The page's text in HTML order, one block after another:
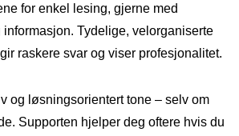
for enkel lesing, gjerne med
informasjon. Tydelige, velorganiserte
raskere svar og viser profesjonalitet.
og løsningsorientert tone – selv om
Supporten hjelper deg oftere hvis du